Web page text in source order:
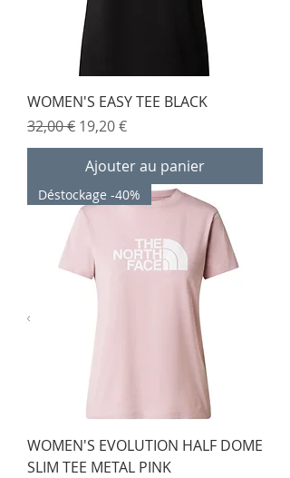
WOMEN'S EASY TEE BLACK
Prix original
32,00 € Prix promotionnel
19,20 €
Ajouter au panier
Déstockage -40%
WOMEN'S EVOLUTION HALF DOME
SLIM TEE METAL PINK